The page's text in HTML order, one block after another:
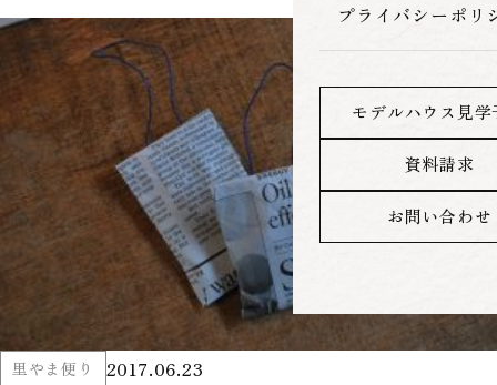
プライバシーポリ
モデルハウス見学
資料請求
お問い合わせ
里やま便り 2017.06.23